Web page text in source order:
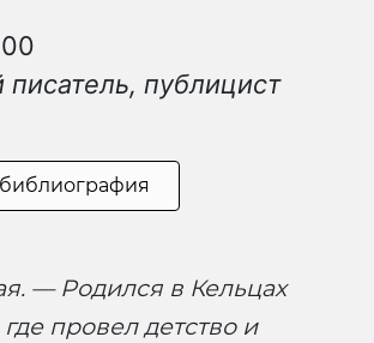
писатель, публицист
библиография
— Родился в Кельцах
провел детство и